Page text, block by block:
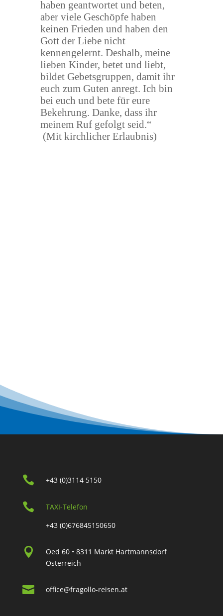
haben geantwortet und beten,
aber viele Geschöpfe haben
keinen Frieden und haben den
Gott der Liebe nicht
kennengelernt. Deshalb, meine
lieben Kinder, betet und liebt,
bildet Gebetsgruppen, damit ihr
euch zum Guten anregt. Ich bin
bei euch und bete für eure
Bekehrung. Danke, dass ihr
meinem Ruf gefolgt seid.“
(Mit kirchlicher Erlaubnis)
 +43 (0)3114 5150

TAXI-Telefon
+43 (0)676845150650

Oed 60 • 8311 Markt Hartmannsdorf
Österreich
 office@fragollo-reisen.at